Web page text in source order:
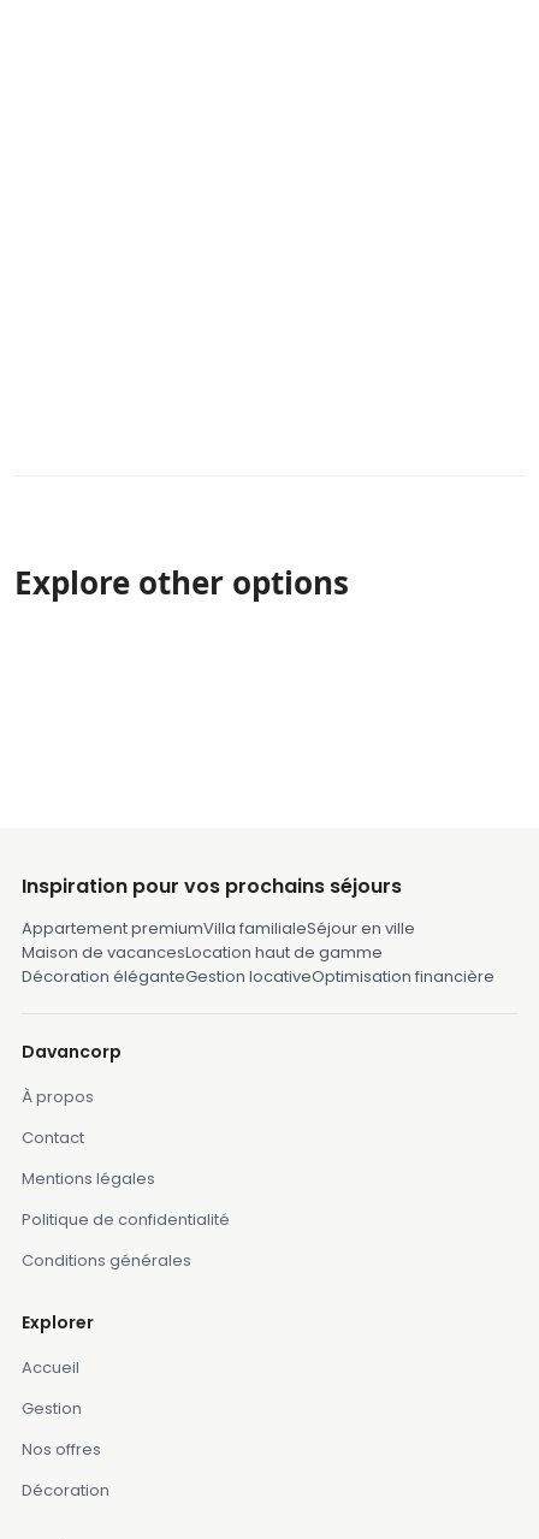
Explore other options
Inspiration pour vos prochains séjours
Appartement premiumVilla familialeSéjour en ville
Maison de vacancesLocation haut de gamme
Décoration éléganteGestion locativeOptimisation financière
Davancorp
À propos
Contact
Mentions légales
Politique de confidentialité
Conditions générales
Explorer
Accueil
Gestion
Nos offres
Décoration